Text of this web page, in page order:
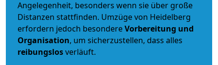
Angelegenheit, besonders wenn sie über große
Distanzen stattfinden. Umzüge von Heidelberg
erfordern jedoch besondereVorbereitung und
Organisation, um sicherzustellen, dass alles
reibungslosverläuft.